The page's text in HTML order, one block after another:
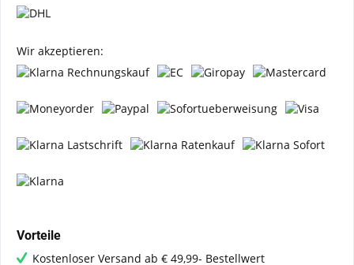
Wir akzeptieren:
Vorteile
Kostenloser Versand ab € 49,99- Bestellwert